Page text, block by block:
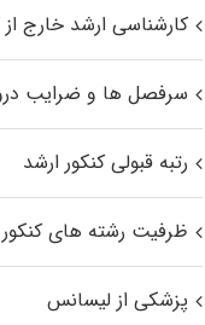
کارشناسی ارشد خارج
سرفصل ها و ضرایب
رتبه قبولی کنکور ارشد
ظرفیت رشته های
پزشکی از لیسانس